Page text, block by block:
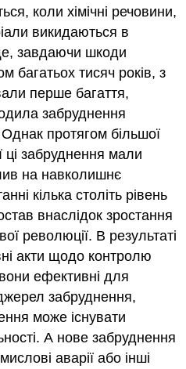
коли хімічні речовини,
викидаються в
завдаючи шкоди
багатьох тисяч років, з
перше багаття,
забруднення
протягом більшої
ці забруднення мали
на навколишнє
кілька століть рівень
внаслідок зростання
революції. В результаті
акти щодо контролю
ефективні для
забруднення,
може існувати
А нове забруднення
аварії або інші